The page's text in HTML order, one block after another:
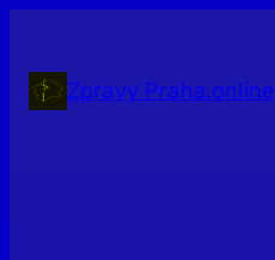
obsahZprávy Praha.online